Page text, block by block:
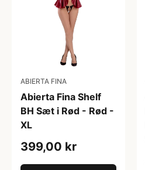
ABIERTA FINA
Abierta Fina Shelf
BH Sæt i Rød - Rød -
XL
399,00 kr